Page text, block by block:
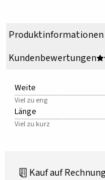
Produktinformationen
Kundenbewertungen
Weite
Viel zu eng
Länge
Viel zu kurz
Kauf auf